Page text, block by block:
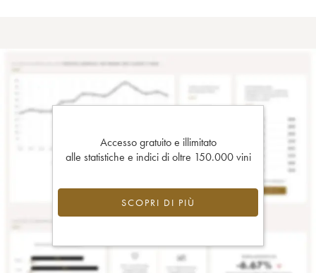
Accesso gratuito e illimitato
alle statistiche e indici di oltre 150.000 vini
SCOPRI DI PIÙ